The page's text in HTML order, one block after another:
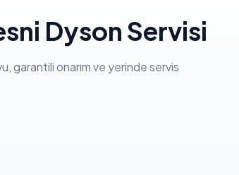
Dyson Servisi
garantili onarım ve yerinde servis